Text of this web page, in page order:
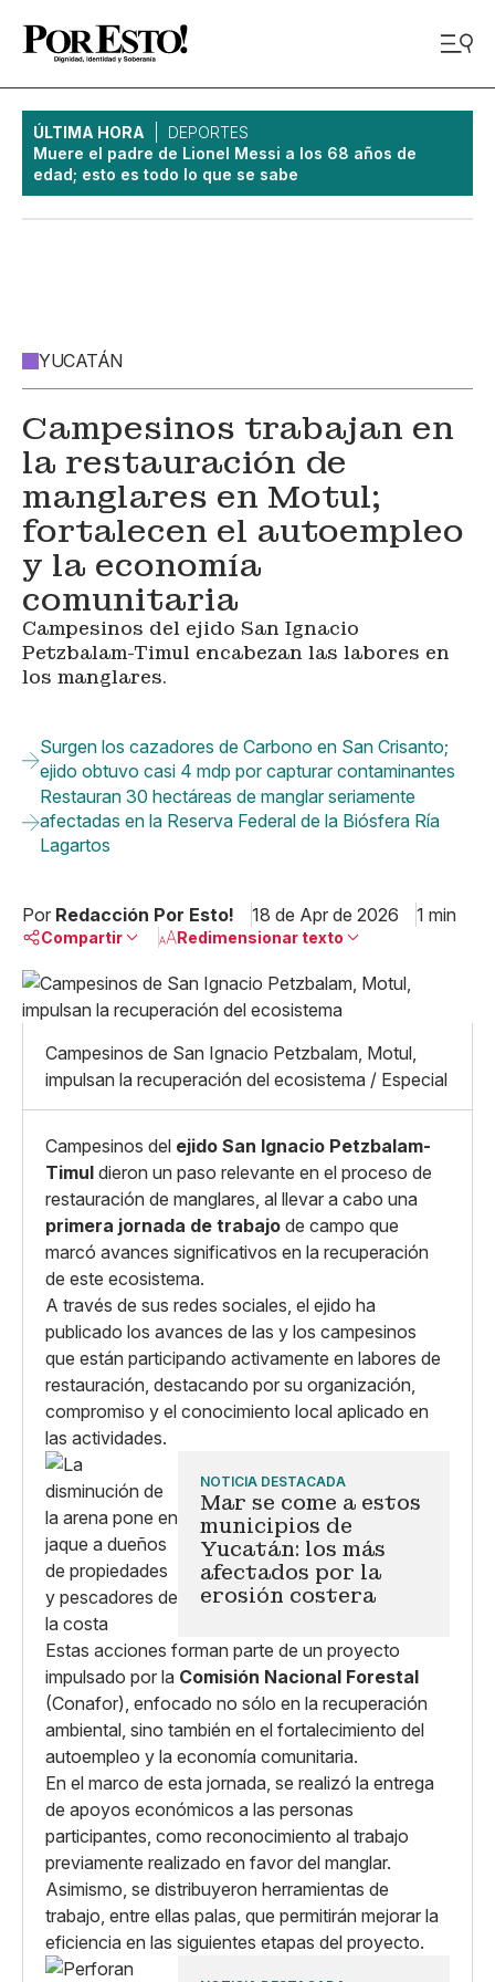
ÚLTIMA HORA
DEPORTES
Muere el padre de Lionel Messi a los 68 años de
edad; esto es todo lo que se sabe
YUCATÁN
Campesinos trabajan en
la restauración de
manglares en Motul;
fortalecen el autoempleo
y la economía
comunitaria
Campesinos del ejido San Ignacio
Petzbalam-Timul encabezan las labores en
los manglares.
Surgen los cazadores de Carbono en San Crisanto;
ejido obtuvo casi 4 mdp por capturar contaminantes
Restauran 30 hectáreas de manglar seriamente
afectadas en la Reserva Federal de la Biósfera Ría
Lagartos
Por Redacción Por Esto! 18 de Apr de 2026 1 min
Compartir
Linkedin
X
Whatsapp
Copiar enlace
Redimensionar texto
Pequeño
Mediano
Grande
Campesinos de San Ignacio Petzbalam, Motul,
impulsan la recuperación del ecosistema / Especial
Campesinos del ejido San Ignacio Petzbalam-
Timul dieron un paso relevante en el proceso de
restauración de manglares, al llevar a cabo una
primera jornada de trabajo de campo que
marcó avances significativos en la recuperación
de este ecosistema.
A través de sus redes sociales, el ejido ha
publicado los avances de las y los campesinos
que están participando activamente en labores de
restauración, destacando por su organización,
compromiso y el conocimiento local aplicado en
las actividades.
NOTICIA DESTACADA
Mar se come a estos
municipios de
Yucatán: los más
afectados por la
erosión costera
Estas acciones forman parte de un proyecto
impulsado por la Comisión Nacional Forestal
(Conafor), enfocado no sólo en la recuperación
ambiental, sino también en el fortalecimiento del
autoempleo y la economía comunitaria.
En el marco de esta jornada, se realizó la entrega
de apoyos económicos a las personas
participantes, como reconocimiento al trabajo
previamente realizado en favor del manglar.
Asimismo, se distribuyeron herramientas de
trabajo, entre ellas palas, que permitirán mejorar la
eficiencia en las siguientes etapas del proyecto.